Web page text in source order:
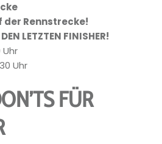
der Rennstrecke!
LETZTEN FINISHER!
Uhr
Uhr
FÜR